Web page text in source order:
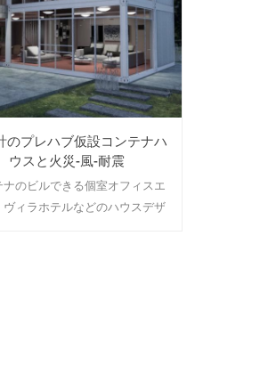
のプレハブ仮設コンテナハ
ウスと火災-風-耐震
ナのビルできる個室オフィスエ
ヴィラホテルなどのハウスデザ